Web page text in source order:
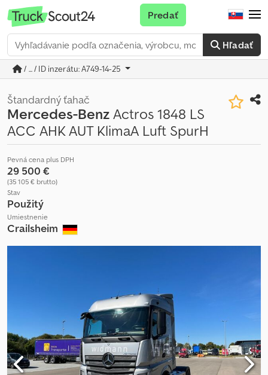
Hľadať
Predať
/ ... / ID inzerátu: A749-14-25
Štandardný ťahač
Mercedes-BenzActros 1848 LS
ACC AHK AUT KlimaA Luft SpurH
Pevná cena plus DPH
29 500 €
(35 105 € brutto)
Stav
Použitý
Umiestnenie
Crailsheim